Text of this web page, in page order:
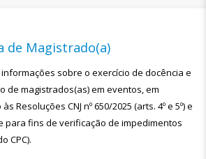
de Magistrado(a)
sobre o exercício de docência e
de magistrados(as) em eventos, em
Resoluções CNJ nº 650/2025 (arts. 4º e 5º) e
para fins de verificação de impedimentos
CPC).